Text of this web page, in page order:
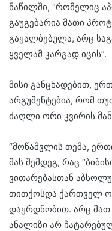
ნაწილში, “რომელიც
გაუგებარია მათი
გაყალბებულა, არც
ყველამ კარგად იცის”.
მისი განცხადებით,
არგუმენტებია, რომ
ძაღლი ორი კვირის
“მოწამვლის თემა,
მას შემდეგ, რაც
ვითარებასთან
თითქოსდა ქართველ
დაყრდნობით. არც მათ
ანალიზი არ